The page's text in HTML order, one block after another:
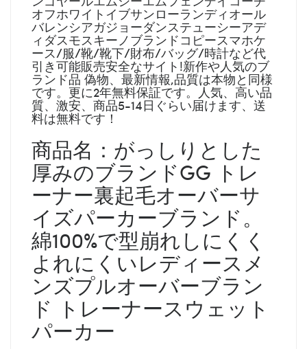
オフホワイトイブサンローランディオール
バレンシアガジョーダンステューシーアデ
ィダスモスキーノブランドコピースマホケ
ース/服/靴/靴下/財布/バッグ/時計など代
引き可能販売安全なサイト!新作や人気のブ
ランド品 偽物、最新情報,品質は本物と同様
です。更に2年無料保証です。人気、高い品
質、激安、商品5-14日ぐらい届けます、送
料は無料です！
商品名：がっしりとした
厚みのブランドGG トレ
ーナー裏起毛オーバーサ
イズパーカーブランド。
綿100%で型崩れしにくく
よれにくいレディースメ
ンズプルオーバーブラン
ド トレーナースウェット
パーカー